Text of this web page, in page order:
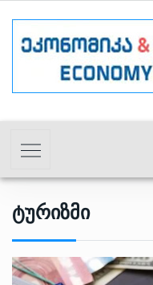
Ტურიზმი